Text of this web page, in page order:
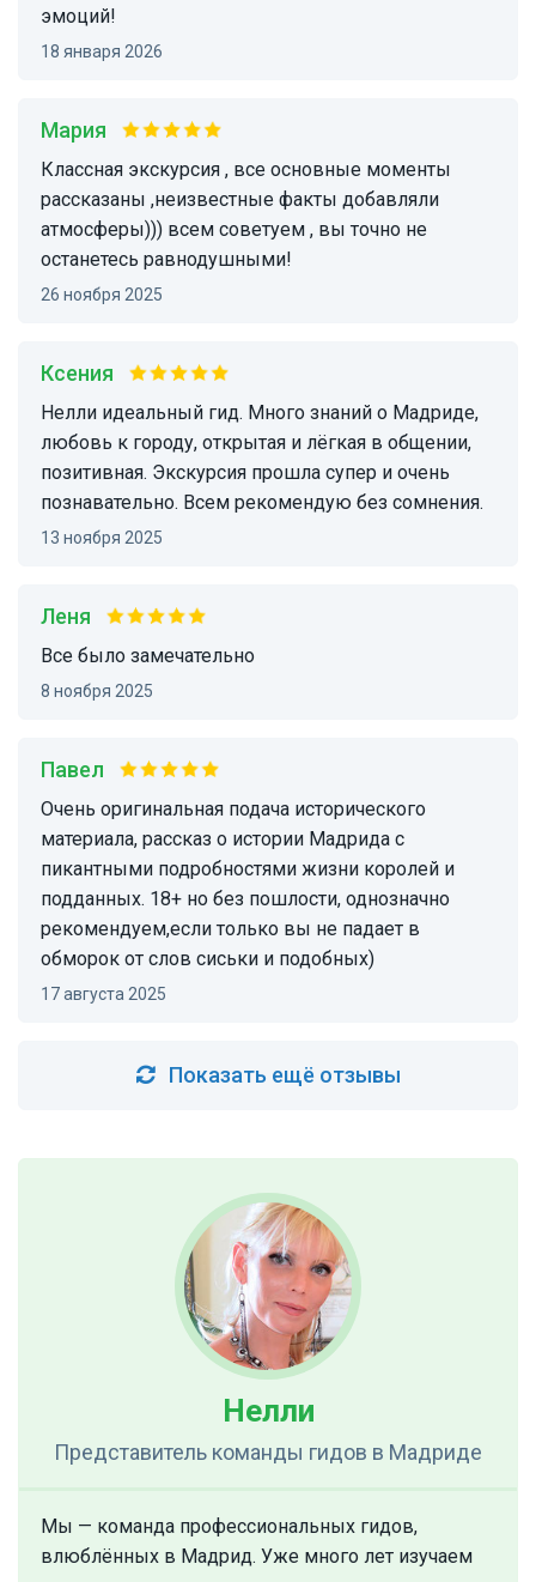
эмоций!
18 января 2026
Мария
Классная экскурсия , все основные моменты
рассказаны ,неизвестные факты добавляли
атмосферы))) всем советуем , вы точно не
останетесь равнодушными!
26 ноября 2025
Ксения
Нелли идеальный гид. Много знаний о Мадриде,
любовь к городу, открытая и лёгкая в общении,
позитивная. Экскурсия прошла супер и очень
познавательно. Всем рекомендую без сомнения.
13 ноября 2025
Леня
Все было замечательно
8 ноября 2025
Павел
Очень оригинальная подача исторического
материала, рассказ о истории Мадрида с
пикантными подробностями жизни королей и
подданных. 18+ но без пошлости, однозначно
рекомендуем,если только вы не падает в
обморок от слов сиськи и подобных)
17 августа 2025
Показать ещё отзывы
Нелли
Представитель команды гидов в Мадриде
Мы — команда профессиональных гидов,
влюблённых в Мадрид. Уже много лет изучаем